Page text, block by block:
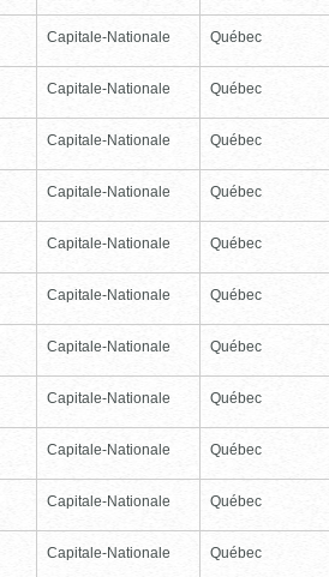
Capitale-Nationale Québec
Capitale-Nationale Québec
Capitale-Nationale Québec
Capitale-Nationale Québec
Capitale-Nationale Québec
Capitale-Nationale Québec
Capitale-Nationale Québec
Capitale-Nationale Québec
Capitale-Nationale Québec
Capitale-Nationale Québec
Capitale-Nationale Québec